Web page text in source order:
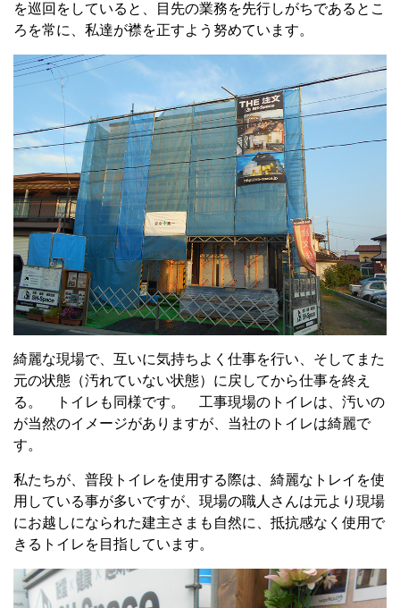
を巡回をしていると、目先の業務を先行しがちであるとこ
ろを常に、私達が襟を正すよう努めています。
綺麗な現場で、互いに気持ちよく仕事を行い、そしてまた
元の状態（汚れていない状態）に戻してから仕事を終え
る。 トイレも同様です。 工事現場のトイレは、汚いの
が当然のイメージがありますが、当社のトイレは綺麗で
す。
私たちが、普段トイレを使用する際は、綺麗なトレイを使
用している事が多いですが、現場の職人さんは元より現場
にお越しになられた建主さまも自然に、抵抗感なく使用で
きるトイレを目指しています。